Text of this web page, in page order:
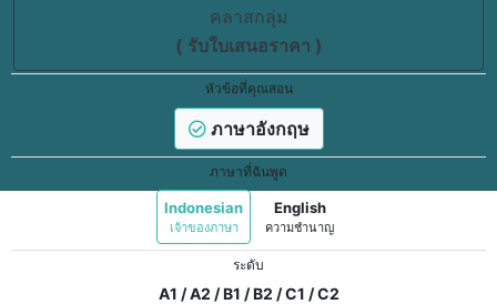
คลาสกลุ่ม
( รับใบเสนอราคา )
หัวข้อที่คุณสอน
ภาษาอังกฤษ
ภาษาที่ฉันพูด
Indonesian
เจ้าของภาษา
English
ความชำนาญ
ระดับ
A1 / A2 / B1 / B2 / C1 / C2